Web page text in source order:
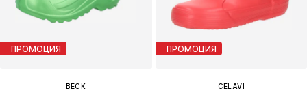
ПРОМОЦИЯ
BECK
ПРОМОЦИЯ
CELAVI